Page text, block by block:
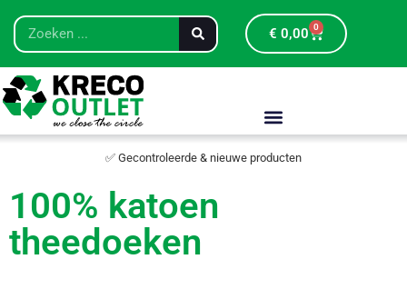
€ 0,00 0
✅ Gecontroleerde & nieuwe producten
100% katoen
theedoeken